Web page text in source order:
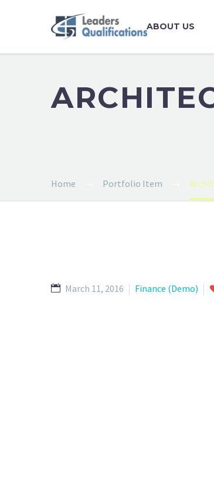
ABOUT US
Home Portfolio Item
March 11, 2016 Finance (Demo)